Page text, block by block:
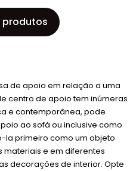
produtos
de apoio em relação a uma
centro de apoio tem inúmeras
e contemporânea, pode
ao sofá ou inclusive como
la primeiro como um objeto
materiais e em diferentes
decorações de interior. Opte